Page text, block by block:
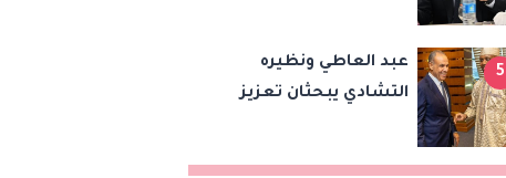
الاستثمار والصادرات
5
عبد العاطي ونظيره
التشادي يبحثان تعزيز